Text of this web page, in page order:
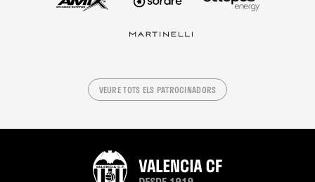
VEURE TOTS ELS PATROCINADORS